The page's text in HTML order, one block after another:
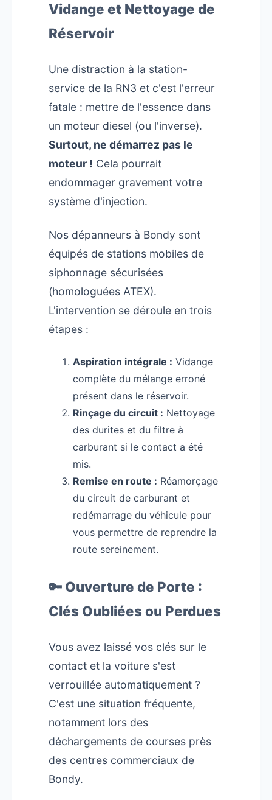
Vidange et Nettoyage de
Réservoir
Une distraction à la station-
service de la RN3 et c'est l'erreur
fatale : mettre de l'essence dans
un moteur diesel (ou l'inverse).
Surtout, ne démarrez pas le
moteur ! Cela pourrait
endommager gravement votre
système d'injection.
Nos dépanneurs à Bondy sont
équipés de stations mobiles de
siphonnage sécurisées
(homologuées ATEX).
L'intervention se déroule en trois
étapes :
Aspiration intégrale : Vidange
complète du mélange erroné
présent dans le réservoir.
Rinçage du circuit : Nettoyage
des durites et du filtre à
carburant si le contact a été
mis.
Remise en route : Réamorçage
du circuit de carburant et
redémarrage du véhicule pour
vous permettre de reprendre la
route sereinement.
🔑 Ouverture de Porte :
Clés Oubliées ou Perdues
Vous avez laissé vos clés sur le
contact et la voiture s'est
verrouillée automatiquement ?
C'est une situation fréquente,
notamment lors des
déchargements de courses près
des centres commerciaux de
Bondy.